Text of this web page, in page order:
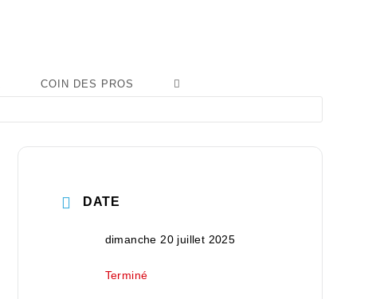
COIN DES PROS
DATE
dimanche 20 juillet 2025
Terminé